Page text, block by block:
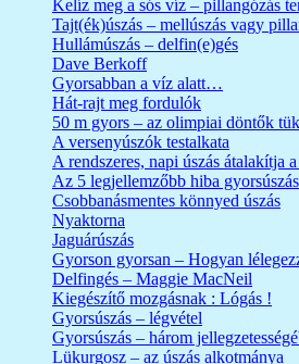
Kelíz meg a sós víz – pillangózás
Tajt(ék)úszás – mellúszás vagy
Hullámúszás – delfin(e)gés
Dave Berkoff
Gyorsabban a víz alatt…
Hát-rajt meg fordulók
50 m gyors – az olimpiai döntők
A versenyúszók testalkata
A rendszeres, napi úszás átalakítja
Az 5 legjellemzőbb hiba
Csobbanásmentes könnyed úszás
Nyaktorna
Jaguárúszás
Gyorson gyorsan – Hogyan
Delfingés – Maggie MacNeil
Kiegészítő mozgásnak : Lógás !
Gyorsúszás – légvétel
Gyorsúszás – három
Lükurgosz – az úszás alkotmánya